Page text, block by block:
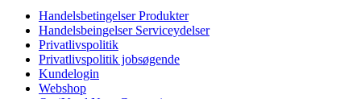
Handelsbetingelser Produkter
Handelsbeingelser Serviceydelser
Privatlivspolitik
Privatlivspolitik jobsøgende
Kundelogin
Webshop